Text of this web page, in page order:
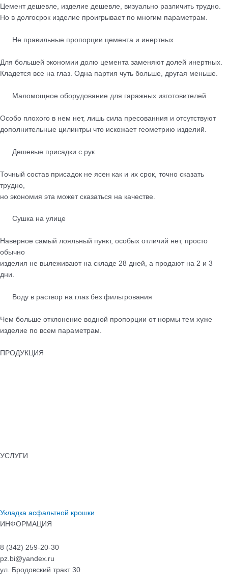
Цемент дешевле, изделие дешевле, визуально различить трудно.
Но в долгосрок изделие проигрывает по многим параметрам.
Не правильные пропорции цемента и инертных
Для большей экономии долю цемента заменяют долей инертных.
Кладется все на глаз. Одна партия чуть больше, другая меньше.
Маломощное оборудование для гаражных изготовителей
Особо плохого в нем нет, лишь сила пресованния и отсутствуют
дополнительные цилинтры что искожает геометрию изделий.
Дешевые присадки с рук
Точный состав присадок не ясен как и их срок, точно сказать
трудно,
но экономия эта может сказаться на качестве.
Сушка на улице
Наверное самый лояльный пункт, особых отличий нет, просто
обычно
изделия не вылеживают на складе 28 дней, а продают на 2 и 3
дни.
Воду в раствор на глаз без фильтрования
Чем больше отклонение водной пропорции от нормы тем хуже
изделие по всем параметрам.
ПРОДУКЦИЯ
УСЛУГИ
Укладка асфальтной крошки
ИНФОРМАЦИЯ
8 (342) 259-20-30
pz.bi@yandex.ru
ул. Бродовский тракт 30